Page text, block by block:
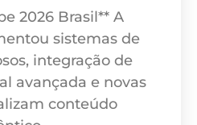
2026 Brasil** A
sistemas de
integração de
avançada e novas
conteúdo